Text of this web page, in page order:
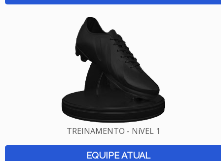
TREINAMENTO - NíVEL 1
EQUIPE ATUAL